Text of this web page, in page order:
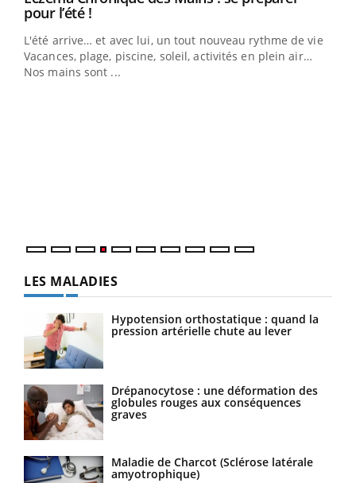
pour l’été !Youtube
L'été arrive… et avec lui, un tout nouveau rythme de vie !
Vacances, plage, piscine, soleil, activités en plein air…
Nos mains sont ...
LES MALADIES
Hypotension orthostatique : quand la
pression artérielle chute au lever
Drépanocytose : une déformation des
globules rouges aux conséquences
graves
Maladie de Charcot (Sclérose latérale
amyotrophique)